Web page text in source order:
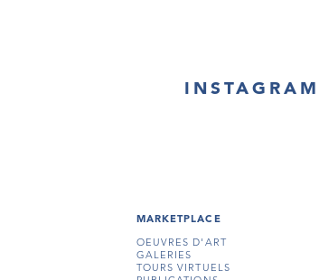
INSTAGRAM
MARKETPLACE
OEUVRES D'ART
GALERIES
TOURS VIRTUELS